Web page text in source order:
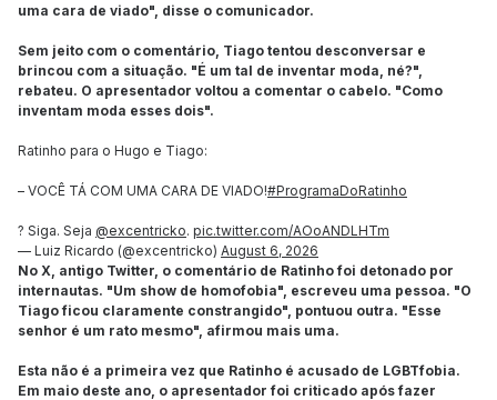
uma cara de viado", disse o comunicador.
Sem jeito com o comentário, Tiago tentou desconversar e
brincou com a situação. "É um tal de inventar moda, né?",
rebateu. O apresentador voltou a comentar o cabelo. "Como
inventam moda esses dois".
Ratinho para o Hugo e Tiago:
– VOCÊ TÁ COM UMA CARA DE VIADO!#ProgramaDoRatinho
? Siga. Seja @excentricko. pic.twitter.com/AOoANDLHTm
— Luiz Ricardo (@excentricko) August 6, 2026
No X, antigo Twitter, o comentário de Ratinho foi detonado por
internautas. "Um show de homofobia", escreveu uma pessoa. "O
Tiago ficou claramente constrangido", pontuou outra. "Esse
senhor é um rato mesmo", afirmou mais uma.
Esta não é a primeira vez que Ratinho é acusado de LGBTfobia.
Em maio deste ano, o apresentador foi criticado após fazer